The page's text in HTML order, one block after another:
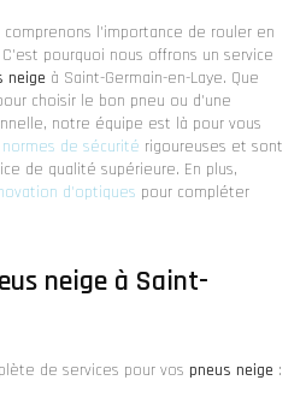
comprenons l'importance de rouler en
pourquoi nous offrons un service
neige à Saint-Germain-en-Laye. Que
choisir le bon pneu ou d'une
notre équipe est là pour vous
normes de sécurité rigoureuses et sont
de qualité supérieure. En plus,
d'optiques pour compléter
neige à Saint-
de services pour vos pneus neige :